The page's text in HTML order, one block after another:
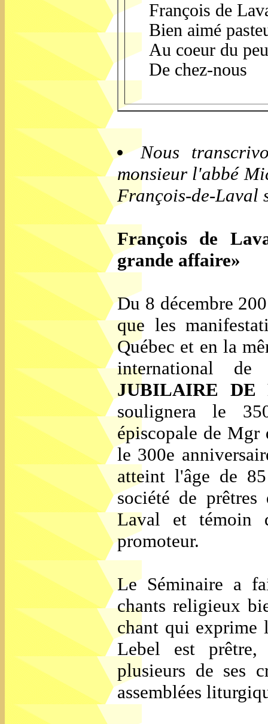
François de
Bien aimé
Au coeur du
De chez-nous
Nous
monsieur l'abbé
François-de-Laval
François de
grande affaire»
Du 8 décembre
que les
Québec et en la
international
JUBILAIRE DE
soulignera le
épiscopale de
le 300e
atteint l'âge de
société de
Laval et témoin
promoteur.
Le Séminaire a
chants religieux
chant qui exprime
Lebel est
plusieurs de ses
assemblées